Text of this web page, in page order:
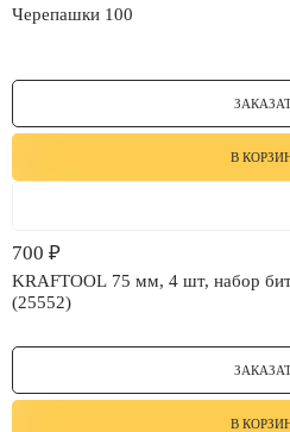
Черепашки 100
В
700 ₽
KRAFTOOL 75 мм, 4 шт, набор бит для ударной отвертки
(25552)
В